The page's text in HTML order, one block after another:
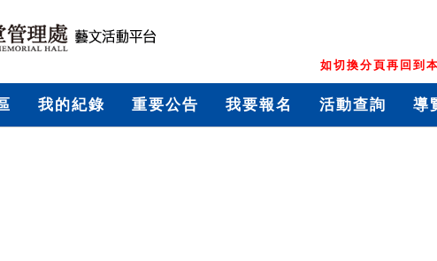
如切換分頁再回到
我的紀錄 重要公告 我要報名 活動查詢 導